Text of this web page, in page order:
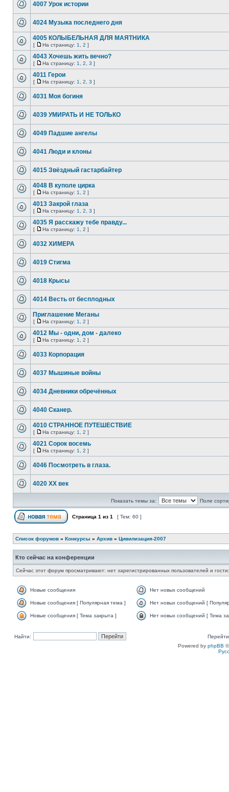
4007 Урок истории
4024 Музыка последнего дня
4005 КОЛЫБЕЛЬНАЯ ДЛЯ МАЯТНИКА
[ На страницу: 1 2 ]
4043 Хочешь жить вечно?
[ На страницу: 1 2 3 ]
4011 Герои
[ На страницу: 1 2 3 ]
4031 Моя богиня
4039 УМИРАТЬ И НЕ ТОЛЬКО
4049 Падшие ангелы
4041 Люди и клоны
4015 Звёздный гастарбайтер
4048 В куполе цирка
[ На страницу: 1 2 ]
4013 Закрой глаза
[ На страницу: 1 2 3 ]
4035 Я расскажу тебе правду...
[ На страницу: 1 2 ]
4032 ХИМЕРА
4019 Стигма
4018 Крысы
4014 Весть от бесплодных
Приглашение Меганы
[ На страницу: 1 2 ]
4012 Мы - одни, дом - далеко
[ На страницу: 1 2 ]
4033 Корпорация
4037 Мышиные войны
4034 Дневники обречённых
4040 Сканер.
4010 СТРАННОЕ ПУТЕШЕСТВИЕ
[ На страницу: 1 2 ]
4021 Сорок восемь
[ На страницу: 1 2 ]
4046 Посмотреть в глаза.
4020 ХХ век
Показать темы за: Поле
Страница 1 из 1 [ Тем: 60 ]
Список форумов » Конкурсы » Архив » Цивилизация-2007
Кто сейчас на конференции
Сейчас этот форум просматривают: нет зарегистрированных пользователей и
Новые сообщения Нет новых сообщений
Новые сообщения [ Популярная тема ] Нет новых сообщений [
Новые сообщения [ Тема закрыта ] Нет новых сообщений [ Тема
Найти:
Powered by phpBB